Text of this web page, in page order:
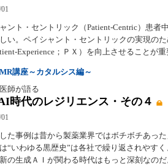
ント・セントリック（Patient-Centric）患者
い。ペイシャント・セントリックの実現の
Experience；ＰＸ）を向上させることが重
講座～カタルシス編～
師が語る
時代のレジリエンス・その４
した事例は昔から製薬業界ではボチボチあっ
“いわゆる黒歴史”は各社で繰り返されやす
の生成ＡＩが関わる時代はもっと深刻なの